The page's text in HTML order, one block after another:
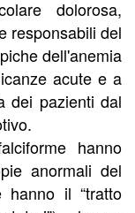
dolorosa,
responsabili del
dell'anemia
acute e a
dei pazienti dal
hanno
anormali del
hanno il “tratto